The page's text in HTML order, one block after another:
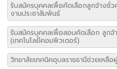
รับสมัครบุคคลเพื่อคัดเลือกลูกจ้างชั่ว
งานประชาสัมพันธ์
รับสมัครบุคคลเพื่อสอบคัดเลือก ลูกจ้
(เทคโนโลยีคอมพิวเตอร์)
วิทยาลัยเทคนิคอุบลราชธานีช่วยเหลื